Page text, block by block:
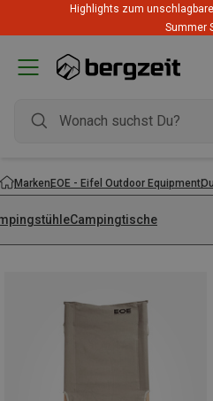
Highlights zum
Summer
MarkenEOE - Eifel Outdoor Equipment
Campingtische